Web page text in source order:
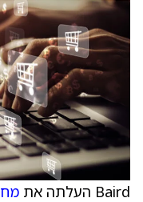
Baird העלתה את